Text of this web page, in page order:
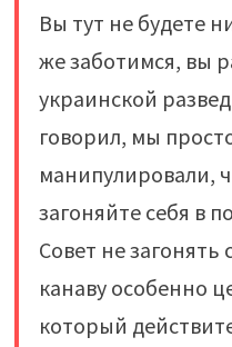
Вы тут не будете
же заботимся, вы
украинской
говорил, мы
манипулировали,
загоняйте себя в
Совет не загонять
канаву особенно
который